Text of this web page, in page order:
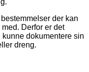
der kan
Derfor er det
dokumentere sin
dreng.